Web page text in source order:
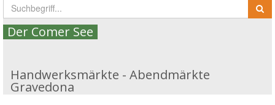
Der Comer See
Handwerksmärkte - Abendmärkte
Gravedona